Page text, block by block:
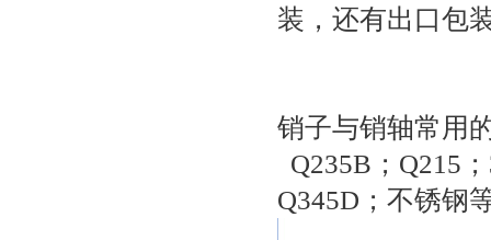
装，还有出口包
销子与销轴常用
Q235B；Q215
Q345D；不锈钢